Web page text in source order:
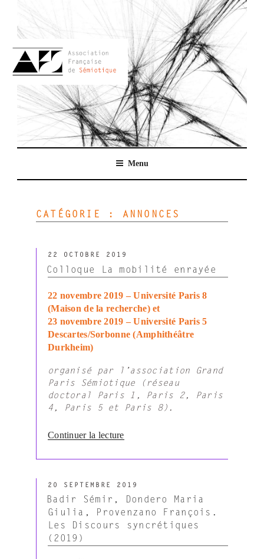
contenu
AFSEMIO.FR
Menu
CATÉGORIE : ANNONCES
PUBLIÉ
LE
22 OCTOBRE 2019
Colloque La mobilité enrayée
22 novembre 2019 – Université Paris 8
(Maison de la recherche) et
23 novembre 2019 – Université Paris 5
Descartes/Sorbonne (Amphithéâtre
Durkheim)
organisé par l’association Grand
Paris Sémiotique (réseau
doctoral Paris 1, Paris 2, Paris
4, Paris 5 et Paris 8).
Continuer la lecturede
La
enrayée »
PUBLIÉ
LE
20 SEPTEMBRE 2019
Badir Sémir, Dondero Maria
Giulia, Provenzano François.
Les Discours syncrétiques
(2019)